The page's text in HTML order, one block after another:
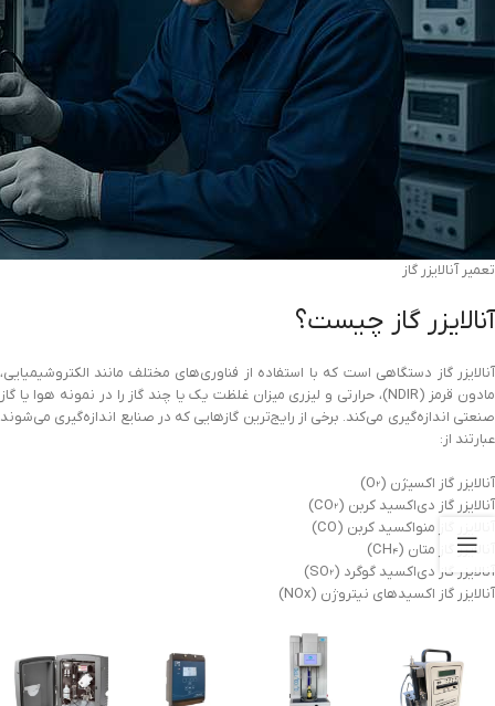
تعمیر آنالایزر گاز
آنالایزر گاز چیست؟
آنالایزر گاز دستگاهی است که با استفاده از فناوری‌های مختلف مانند الکتروشیمیایی،
مادون قرمز (NDIR)، حرارتی و لیزری میزان غلظت یک یا چند گاز را در نمونه هوا یا گاز
صنعتی اندازه‌گیری می‌کند. برخی از رایج‌ترین گازهایی که در صنایع اندازه‌گیری می‌شوند
عبارتند از:
آنالایزر گاز اکسیژن (O₂)
آنالایزر گاز دی‌اکسید کربن (CO₂)
آنالایزر گاز منواکسید کربن (CO)
آنالایزر گاز متان (CH₄)
آنالایزر گاز دی‌اکسید گوگرد (SO₂)
آنالایزر گاز اکسیدهای نیتروژن (NOx)